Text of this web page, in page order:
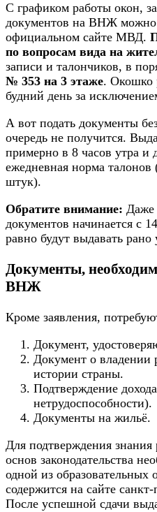
С графиком работы окон,
документов на ВНЖ можно
официальном сайте МВД.
по вопросам вида на
записи и талончиков, в
№ 353 на 3 этаже. Окошко
будний день за
А вот подать документы
очередь не получится.
примерно в 8 часов утра и
ежедневная норма
штук).
Обратите внимание: Даже
документов начинается с
равно будут выдавать рано
Документы,
ВНЖ
Кроме заявления,
Документ,
Документ о владении
истории страны.
Подтверждение
нетрудоспособности).
Документы на жильё.
Для подтверждения знания
основ законодательства
одной из образовательных
содержится на сайте
После успешной сдачи